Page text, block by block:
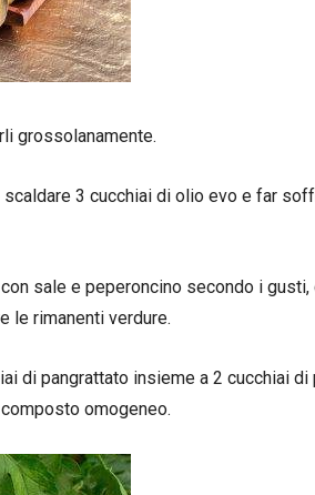
grossolanamente.
scaldare 3 cucchiai di olio evo e far
sale e peperoncino secondo i
le rimanenti verdure.
di pangrattato insieme a 2 cucchiai
omogeneo.